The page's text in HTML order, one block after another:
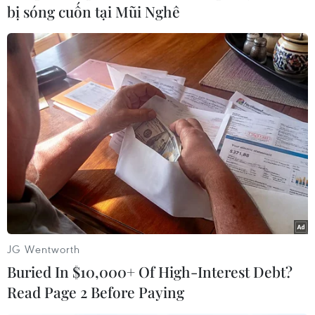
Công nghệ pin
Bên cạnh đó, công nghệ pin cũng có thể thúc
đẩy việc sử dụng xe điện. Hiện tại, loại pin xe
điện được sử dụng rộng rãi nhất là pin lithium-
ion, mang lại nhiều lợi ích như tỷ lệ công suất
trên trọng lượng cao và hiệu suất năng lượng
Các chuyên gia đang nỗ lực tìm cách cải tiến
công nghệ pin để tăng dung lượng, rút ngắn
thời gian sạc và cắt giảm chi phí, cũng như giải
quyết các lo ngại về nguồn cung các vật liệu pin
quan trọng như cobalt và lithium.
Một giải pháp thay thế cho pin lithium-ion, hứa
bị sóng cuốn tại Mũi Nghê
JG Wentworth
Buried In $10,000+ Of High-Interest Debt?
Read Page 2 Before Paying